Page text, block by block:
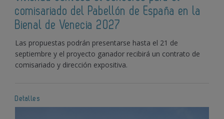
comisariado del Pabellón de España en la
Bienal de Venecia 2027
Las propuestas podrán presentarse hasta el 21 de
septiembre y el proyecto ganador recibirá un contrato de
comisariado y dirección expositiva.
Detalles